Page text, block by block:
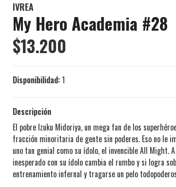
IVREA
My Hero Academia #28
$13.200
Disponibilidad:1
Descripción
El pobre Izuku Midoriya, un mega fan de los
fracción minoritaria de gente sin poderes. Eso no le
uno tan genial como su ídolo, el invencible All Might.
inesperado con su ídolo cambia el rumbo y si logra
entrenamiento infernal y tragarse un pelo